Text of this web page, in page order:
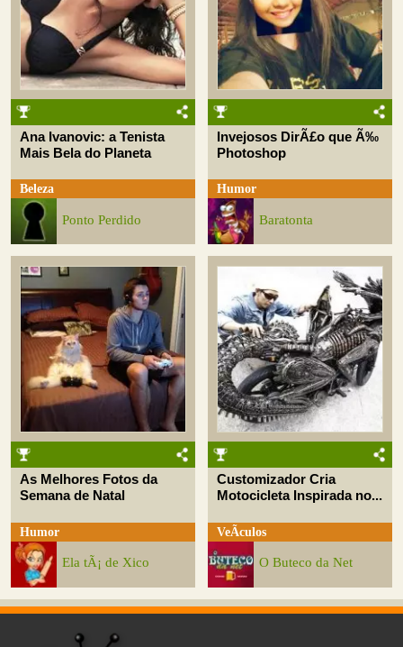
Ana Ivanovic: a Tenista
Mais Bela do Planeta
Beleza
Ponto Perdido
Invejosos DirÃ£o que Ã‰
Photoshop
Humor
Baratonta
As Melhores Fotos da
Semana de Natal
Humor
Ela tÃ¡ de Xico
Customizador Cria
Motocicleta Inspirada no...
VeÃ­culos
O Buteco da Net